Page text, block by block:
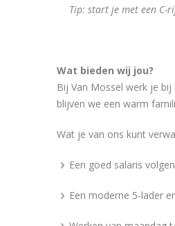
Tip: start je met een C-
Wat bieden wij jou?
Bij Van Mossel werk je
blijven we een warm
Wat je van ons kunt
Een goed salaris
Een moderne 5-lader